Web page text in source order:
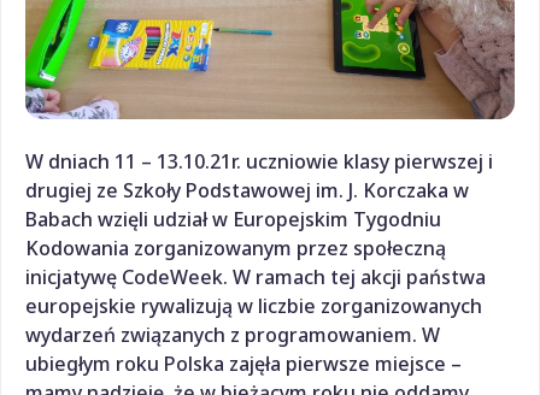
W dniach 11 – 13.10.21r. uczniowie klasy pierwszej i
drugiej ze Szkoły Podstawowej im. J. Korczaka w
Babach wzięli udział w Europejskim Tygodniu
Kodowania zorganizowanym przez społeczną
inicjatywę CodeWeek. W ramach tej akcji państwa
europejskie rywalizują w liczbie zorganizowanych
wydarzeń związanych z programowaniem. W
ubiegłym roku Polska zajęła pierwsze miejsce –